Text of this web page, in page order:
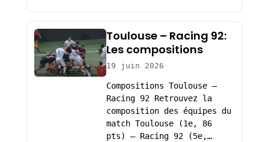
Toulouse – Racing 92:
Les compositions
19 juin 2026
Compositions Toulouse –
Racing 92 Retrouvez la
composition des équipes du
match Toulouse (1e, 86
pts) – Racing 92 (5e,…